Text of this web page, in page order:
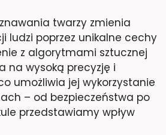
twarzy zmienia
ludzi poprzez unikalne cechy
z algorytmami sztucznej
na wysoką precyzję i
umożliwia jej wykorzystanie
– od bezpieczeństwa po
przedstawiamy wpływ